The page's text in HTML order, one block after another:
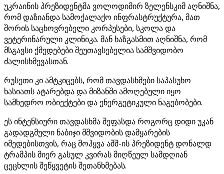
უკრაინის პრეზიდენტმა ვოლოდიმირ ზელენსკიმ აღნიშნა,
რომ დაზიანდა სამოქალაქო ინფრასტრუქტურა, მათ
შორის საცხოვრებელი კორპუსები, სკოლა და
ვეტერინარული კლინიკა. მან ხაზგასმით აღნიშნა, რომ
მსგავსი ქმედებები შეუთავსებელია სამშვიდობო
ძალისხმევასთან.
რუსეთი კი ამტკიცებს, რომ თავდასხმები საპასუხო
ხასიათს ატარებდა და მიზანში ამოღებული იყო
სამხედრო ობიექტები და ენერგეტიკული ნაგებობები.
ეს ინტენსიური თავდასხმა შეფასდა როგორც დიდი უკან
გადადგმული ნაბიჯი მშვიდობის დამყარების
იმედებისთვის, რაც მოჰყვა აშშ-ის პრეზიდენტ დონალდ
ტრამპის მიერ გასულ კვირას მიღწეულ სამდღიან
ცეცხლის შეწყვეტის შეთანხმებას.